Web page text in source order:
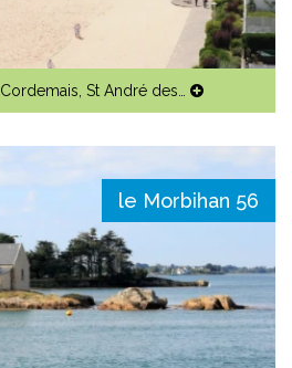
Cordemais, St André des…
le Morbihan 56